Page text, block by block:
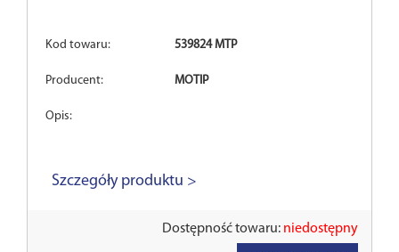
Kod towaru: 539824 MTP
Producent: MOTIP
Opis:
Szczegóły produktu >
Dostępność towaru: niedostępny